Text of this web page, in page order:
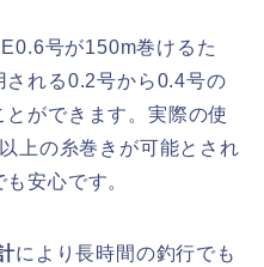
号が150m巻けるた
される0.2号から0.4号の
ができます。実際の使
上の糸巻きが可能とされ
安心です。
により長時間の釣行でも